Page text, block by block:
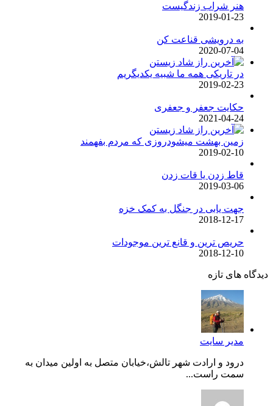
هنر شراب زندگیست
2019-01-23
به درویشی قناعت کن
2020-07-04
در تاریکی همه ما شبیه یکدیگریم
2019-02-23
حکایت جعفر و جعفری
2021-04-24
زمین بهشت میشودروزی که مردم بفهمند
2019-02-10
قاط زدن یا قات زدن
2019-03-06
جهت یابی در جنگل به کمک خزه
2018-12-17
حریص ترین و قانع ترین موجودات
2018-12-10
دیدگاه های تازه
مدیر سایت
درود و ارادت شهر تالش،خیابان متصل به اولین میدان به
سمت راست...